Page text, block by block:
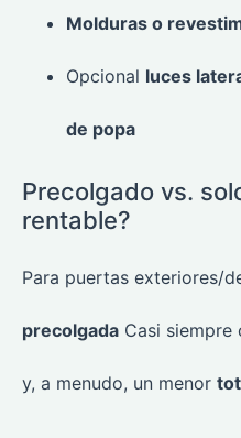
Molduras o
Opcional luces
de popa
Precolgado vs.
rentable?
Para puertas exteriores/
precolgada Casi siempre
y, a menudo, un menor